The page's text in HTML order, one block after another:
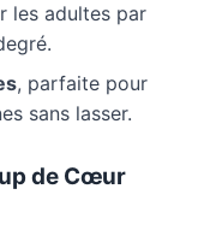
les adultes par
, parfaite pour
sans lasser.
de Cœur